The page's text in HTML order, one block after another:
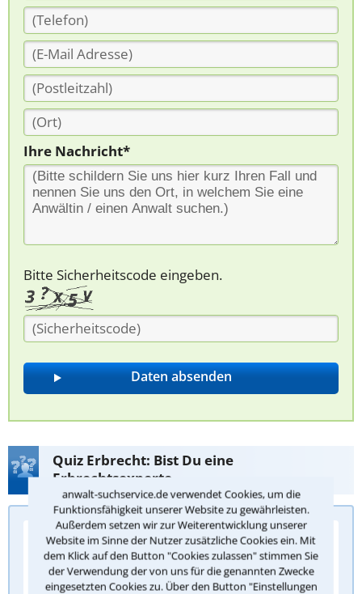
anwalt-suchservice.de verwendet Cookies, um die
Funktionsfähigkeit unserer Website zu gewährleisten.
Außerdem setzen wir zur Weiterentwicklung unserer
Website im Sinne der Nutzer zusätzliche Cookies ein. Mit
dem Klick auf den Button "Cookies zulassen" stimmen Sie
der Verwendung der von uns für die genannten Zwecke
eingesetzten Cookies zu. Über den Button "Einstellungen
Ihre Nachricht*
Bitte Sicherheitscode eingeben.
Quiz Erbrecht: Bist Du eine
Erbrechtsexperte
Frage 1/5: Wer erbt gesetzlich, wenn keine
letztwillige Verfügung vorliegt?
Die Kinder und Ehegatten des Verstorbenen